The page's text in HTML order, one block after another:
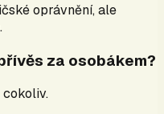
oprávnění, ale
za osobákem?
cokoliv.